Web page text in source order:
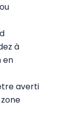
à
en
averti